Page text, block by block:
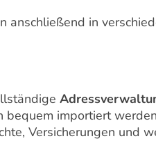
anschließend in
bequem importiert
Versicherungen und